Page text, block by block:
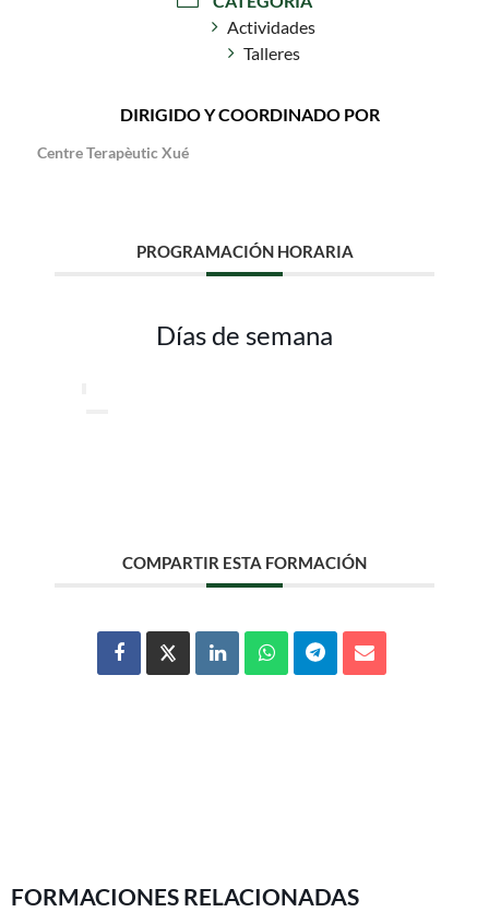
Actividades
Talleres
DIRIGIDO Y COORDINADO POR
Centre Terapèutic Xué
PROGRAMACIÓN HORARIA
Días de semana
COMPARTIR ESTA FORMACIÓN
FORMACIONES RELACIONADAS